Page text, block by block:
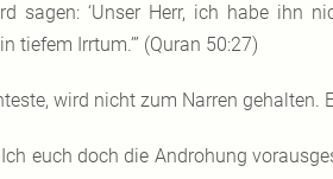
sagen: ‘Unser Herr, ich habe ihn
tiefem Irrtum.’” (Quran 50:27)
wird nicht zum Narren gehalten.
euch doch die Androhung